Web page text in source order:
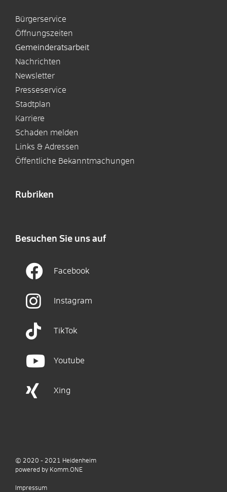
Bürgerservice
Öffnungszeiten
Gemeinderatsarbeit
Nachrichten
Newsletter
Presseservice
Stadtplan
Karriere
Schaden melden
Links & Adressen
Öffentliche Bekanntmachungen
Rubriken
Besuchen Sie uns auf
Facebook
Instagram
TikTok
Youtube
Xing
© 2020 - 2021 Heidenheim
powered by Komm.ONE
Impressum